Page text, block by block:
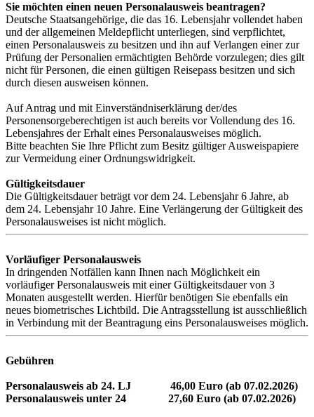
Sie möchten einen neuen Personalausweis beantragen?
Deutsche Staatsangehörige, die das 16. Lebensjahr vollendet haben
und der allgemeinen Meldepflicht unterliegen, sind verpflichtet,
einen Personalausweis zu besitzen und ihn auf Verlangen einer zur
Prüfung der Personalien ermächtigten Behörde vorzulegen; dies gilt
nicht für Personen, die einen gültigen Reisepass besitzen und sich
durch diesen ausweisen können.
Auf Antrag und mit Einverständniserklärung der/des
Personensorgeberechtigen ist auch bereits vor Vollendung des 16.
Lebensjahres der Erhalt eines Personalausweises möglich.
Bitte beachten Sie Ihre Pflicht zum Besitz gültiger Ausweispapiere
zur Vermeidung einer Ordnungswidrigkeit.
Gültigkeitsdauer
Die Gültigkeitsdauer beträgt vor dem 24. Lebensjahr 6 Jahre, ab
dem 24. Lebensjahr 10 Jahre. Eine Verlängerung der Gültigkeit des
Personalausweises ist nicht möglich.
Vorläufiger Personalausweis
In dringenden Notfällen kann Ihnen nach Möglichkeit ein
vorläufiger Personalausweis mit einer Gültigkeitsdauer von 3
Monaten ausgestellt werden. Hierfür benötigen Sie ebenfalls ein
neues biometrisches Lichtbild. Die Antragsstellung ist ausschließlich
in Verbindung mit der Beantragung eins Personalausweises möglich.
Gebühren
Personalausweis ab 24. LJ 46,00 Euro (ab 07.02.2026)
Personalausweis unter 24 27,60 Euro (ab 07.02.2026)